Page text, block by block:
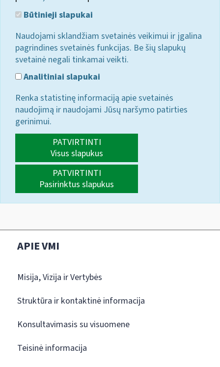
Būtinieji slapukai
Naudojami sklandžiam svetainės veikimui ir įgalina
pagrindines svetainės funkcijas. Be šių slapukų
svetainė negali tinkamai veikti.
Analitiniai slapukai
Renka statistinę informaciją apie svetainės
naudojimą ir naudojami Jūsų naršymo patirties
gerinimui.
PATVIRTINTI
Visus slapukus
PATVIRTINTI
Pasirinktus slapukus
APIE VMI
Misija, Vizija ir Vertybės
Struktūra ir kontaktinė informacija
Konsultavimasis su visuomene
Teisinė informacija